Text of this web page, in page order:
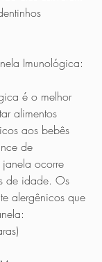
Imunológica:
alimentos
aos bebês
de
ocorre
de idade. Os
alergênicos que